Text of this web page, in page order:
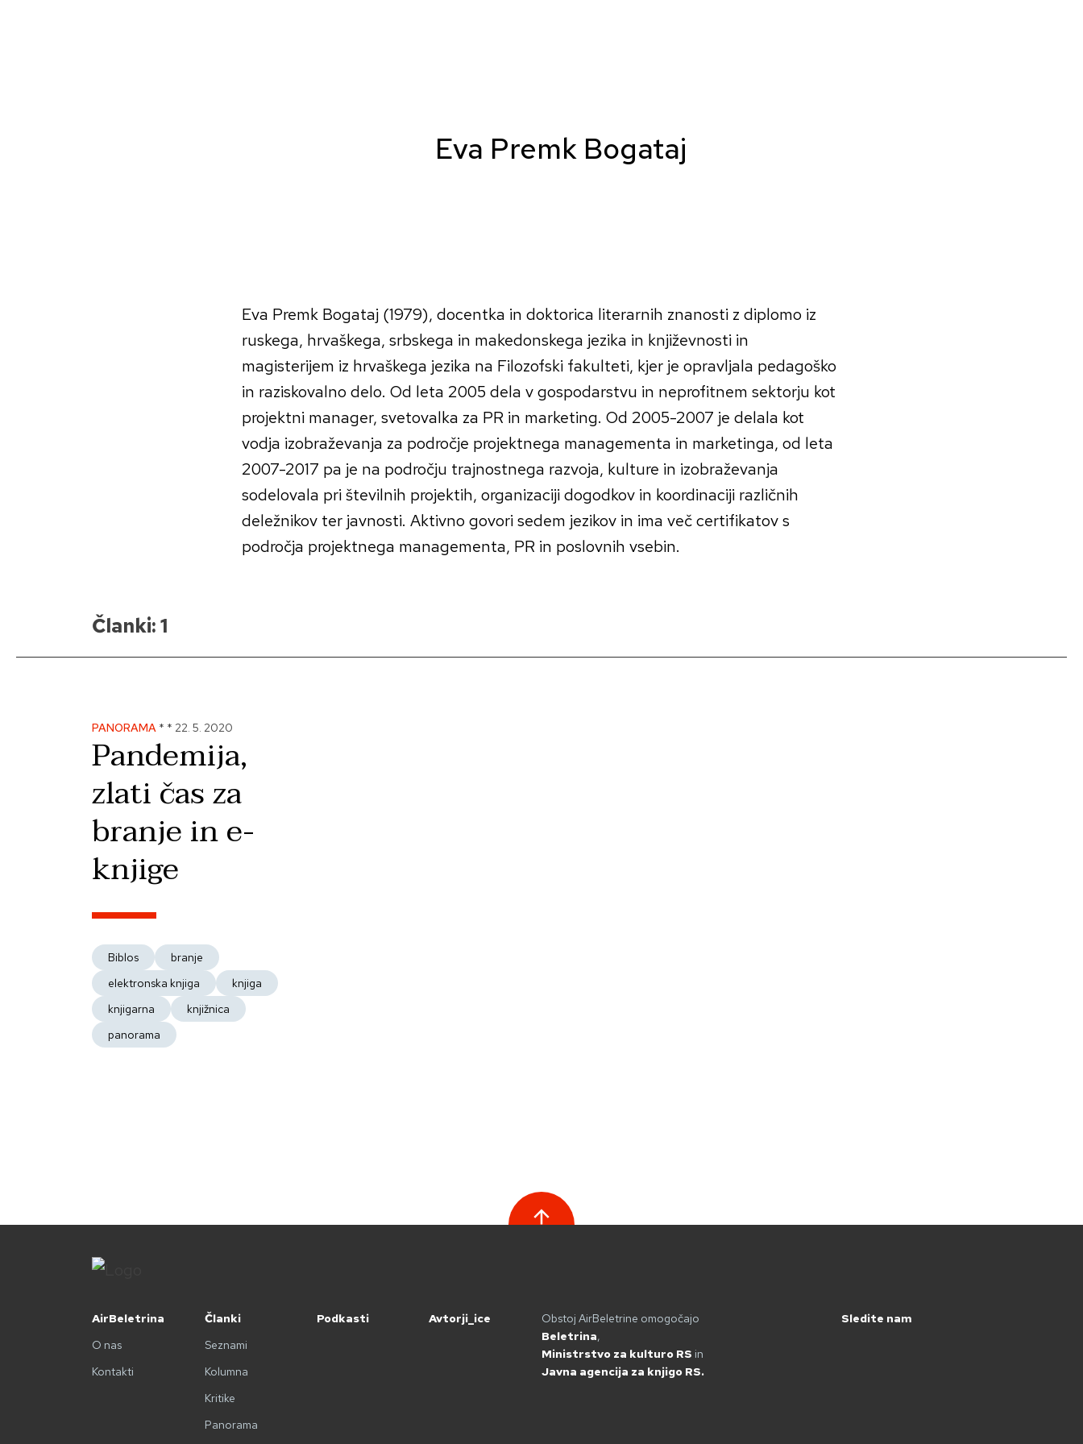
Eva Premk Bogataj
Eva Premk Bogataj (1979), docentka in doktorica literarnih znanosti z diplomo iz
ruskega, hrvaškega, srbskega in makedonskega jezika in književnosti in
magisterijem iz hrvaškega jezika na Filozofski fakulteti, kjer je opravljala pedagoško
in raziskovalno delo. Od leta 2005 dela v gospodarstvu in neprofitnem sektorju kot
projektni manager, svetovalka za PR in marketing. Od 2005-2007 je delala kot
vodja izobraževanja za področje projektnega managementa in marketinga, od leta
2007-2017 pa je na področju trajnostnega razvoja, kulture in izobraževanja
sodelovala pri številnih projektih, organizaciji dogodkov in koordinaciji različnih
deležnikov ter javnosti. Aktivno govori sedem jezikov in ima več certifikatov s
področja projektnega managementa, PR in poslovnih vsebin.
Članki: 1
PANORAMA * * 22. 5. 2020
Pandemija,
zlati čas za
branje in e-
knjige
Biblos
branje
elektronska knjiga
knjiga
knjigarna
knjižnica
panorama
AirBeletrina
O nas
Kontakti
Članki
Seznami
Kolumna
Kritike
Panorama
Podkasti Avtorji_ice
Obstoj AirBeletrine omogočajo
Beletrina,
Ministrstvo za kulturo RS in
Javna agencija za knjigo RS.
Sledite nam